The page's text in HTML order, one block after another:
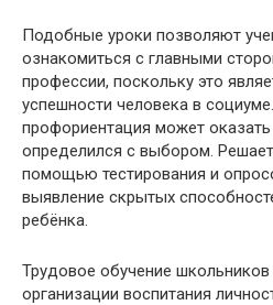
Подобные уроки позволяют
ознакомиться с главными
профессии, поскольку это
успешности человека в
профориентация может
определился с выбором.
помощью тестирования и
выявление скрытых
ребёнка.
Трудовое обучение
организации воспитания